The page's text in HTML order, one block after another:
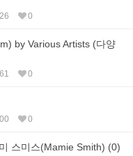
0
by Various Artists (다양
0
0
스미스(Mamie Smith) (0)